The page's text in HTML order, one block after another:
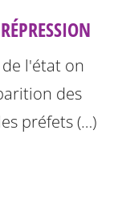
l'état on
des
préfets (…)